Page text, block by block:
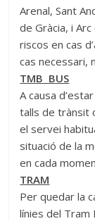
Arenal, Sant
de Gràcia, i
riscos en cas
cas necessari,
TMB BUS
A causa
talls de trànsit
el servei
situació de la
en cada
TRAM
Per quedar la
línies del Tram